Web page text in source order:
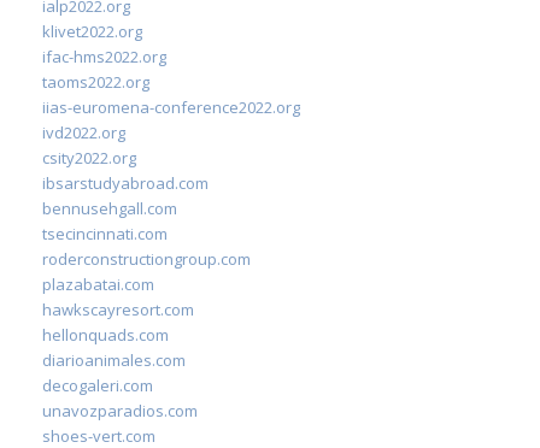
ialp2022.org
klivet2022.org
ifac-hms2022.org
taoms2022.org
iias-euromena-conference2022.org
ivd2022.org
csity2022.org
ibsarstudyabroad.com
bennusehgall.com
tsecincinnati.com
roderconstructiongroup.com
plazabatai.com
hawkscayresort.com
hellonquads.com
diarioanimales.com
decogaleri.com
unavozparadios.com
shoes-vert.com